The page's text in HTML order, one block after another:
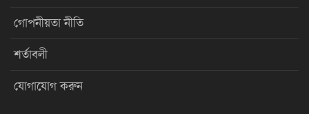
গোপনীয়তা নীতি
শর্তাবলী
যোগাযোগ করুন